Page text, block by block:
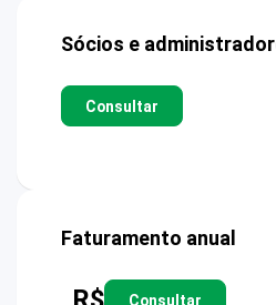
Sócios e
Consultar
Faturamento anual
Consultar